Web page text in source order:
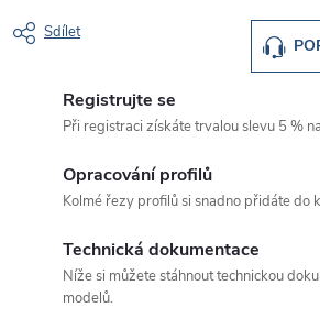
Sdílet
Registrujte se
Při registraci získáte trvalou slevu 5 %
Opracování profilů
Kolmé řezy profilů si snadno přidáte do
Technická dokumentace
Níže si můžete stáhnout technickou
modelů.